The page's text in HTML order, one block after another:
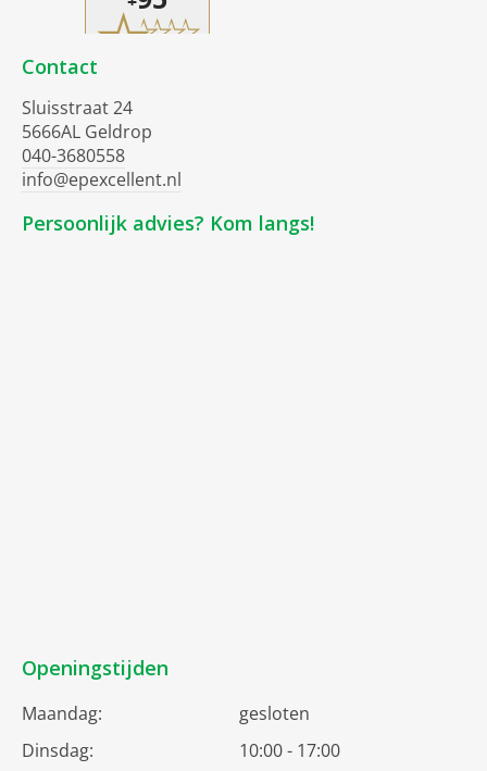
Contact
Sluisstraat 24
5666AL Geldrop
040-3680558
info@epexcellent.nl
Persoonlijk advies? Kom langs!
Openingstijden
Maandag:
gesloten
Dinsdag:
10:00 - 17:00